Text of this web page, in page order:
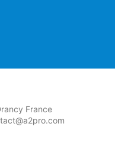
France